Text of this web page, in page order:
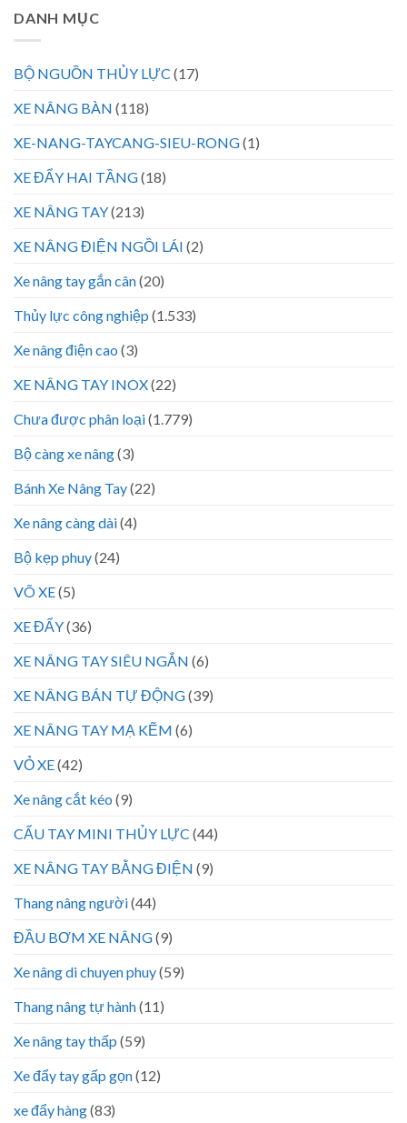
DANH MỤC
BỘ NGUỒN THỦY LỰC (17)
XE NÂNG BÀN (118)
XE-NANG-TAYCANG-SIEU-RONG(1)
XE ĐẨY HAI TẦNG(18)
XE NÂNG TAY(213)
XE NÂNG ĐIỆN NGỒI LÁI (2)
Xe nâng tay gắn cân(20)
Thủy lực công nghiệp (1.533)
Xe nâng điện cao (3)
XE NÂNG TAY INOX(22)
Chưa được phân loại(1.779)
Bộ càng xe nâng(3)
Bánh Xe Nâng Tay(22)
Xe nâng càng dài(4)
Bộ kẹp phuy(24)
VÕ XE(5)
XE ĐẨY(36)
XE NÂNG TAY SIÊU NGẮN (6)
XE NÂNG BÁN TỰ ĐỘNG(39)
XE NÂNG TAY MẠ KẼM (6)
VỎ XE(42)
Xe nâng cắt kéo (9)
CẨU TAY MINI THỦY LỰC (44)
XE NÂNG TAY BẰNG ĐIỆN (9)
Thang nâng người(44)
ĐẦU BƠM XE NÂNG(9)
Xe nâng di chuyen phuy(59)
Thang nâng tự hành(11)
Xe nâng tay thấp (59)
Xe đẩy tay gấp gọn(12)
xe đẩy hàng(83)